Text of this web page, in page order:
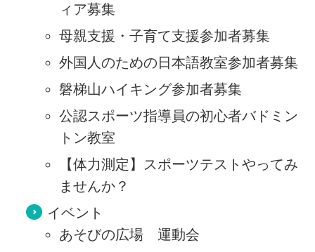
ィア募集
母親支援・子育て支援参加者募集
外国人のための日本語教室参加者募集
磐梯山ハイキング参加者募集
公認スポーツ指導員の初心者バドミン
トン教室
【体力測定】スポーツテストやってみ
ませんか？
イベント
あそびの広場 運動会